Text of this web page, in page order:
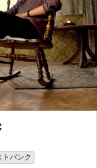
トパンク